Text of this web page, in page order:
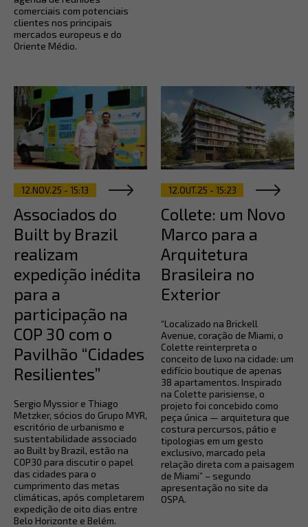
comerciais com potenciais
clientes nos principais
mercados europeus e do
Oriente Médio.
12.NOV.25 - 15:13
Associados do
Built by Brazil
realizam
expedição inédita
para a
participação na
COP 30 com o
Pavilhão “Cidades
Resilientes”
Sergio Myssior e Thiago
Metzker, sócios do Grupo MYR,
escritório de urbanismo e
sustentabilidade associado
ao Built by Brazil, estão na
COP30 para discutir o papel
das cidades para o
cumprimento das metas
climáticas, após completarem
expedição de oito dias entre
Belo Horizonte e Belém.
12.OUT.25 - 15:23
Collete: um Novo
Marco para a
Arquitetura
Brasileira no
Exterior
“Localizado na Brickell
Avenue, coração de Miami, o
Colette reinterpreta o
conceito de luxo na cidade: um
edifício boutique de apenas
38 apartamentos. Inspirado
na Colette parisiense, o
projeto foi concebido como
peça única — arquitetura que
costura percursos, pátio e
tipologias em um gesto
exclusivo, marcado pela
relação direta com a paisagem
de Miami” – segundo
apresentação no site da
OSPA.